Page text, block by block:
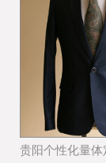
贵阳个性化量体